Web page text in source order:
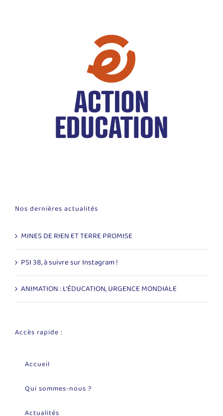
Nos dernières actualités
MINES DE RIEN ET TERRE PROMISE
PSI 38, à suivre sur Instagram !
ANIMATION : L’ÉDUCATION, URGENCE MONDIALE
Accès rapide :
Accueil
Qui sommes-nous ?
Actualités